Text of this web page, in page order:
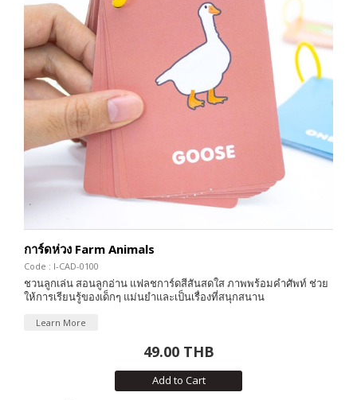
การ์ดห่วง Farm Animals
Code : I-CAD-0100
ชวนลูกเล่น สอนลูกอ่าน แฟลชการ์ดสีสันสดใส ภาพพร้อมคำศัพท์ ช่วย
ให้การเรียนรู้ของเด็กๆ แม่นยำและเป็นเรื่องที่สนุกสนาน
Learn More
49.00 THB
Add to Cart